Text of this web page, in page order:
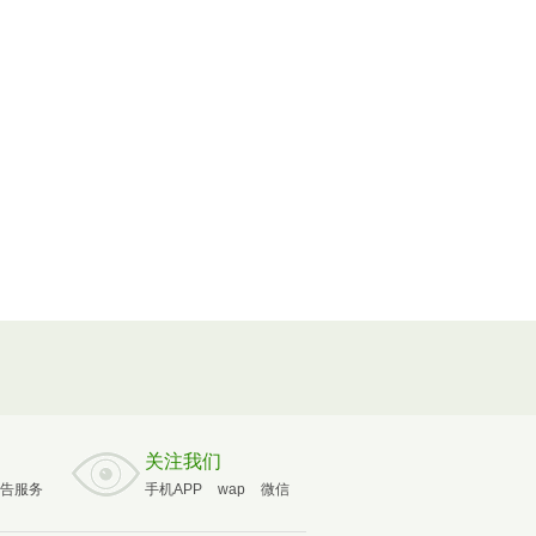
服务
关注我们
手机APP wap 微信